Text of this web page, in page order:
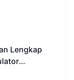
Lengkap